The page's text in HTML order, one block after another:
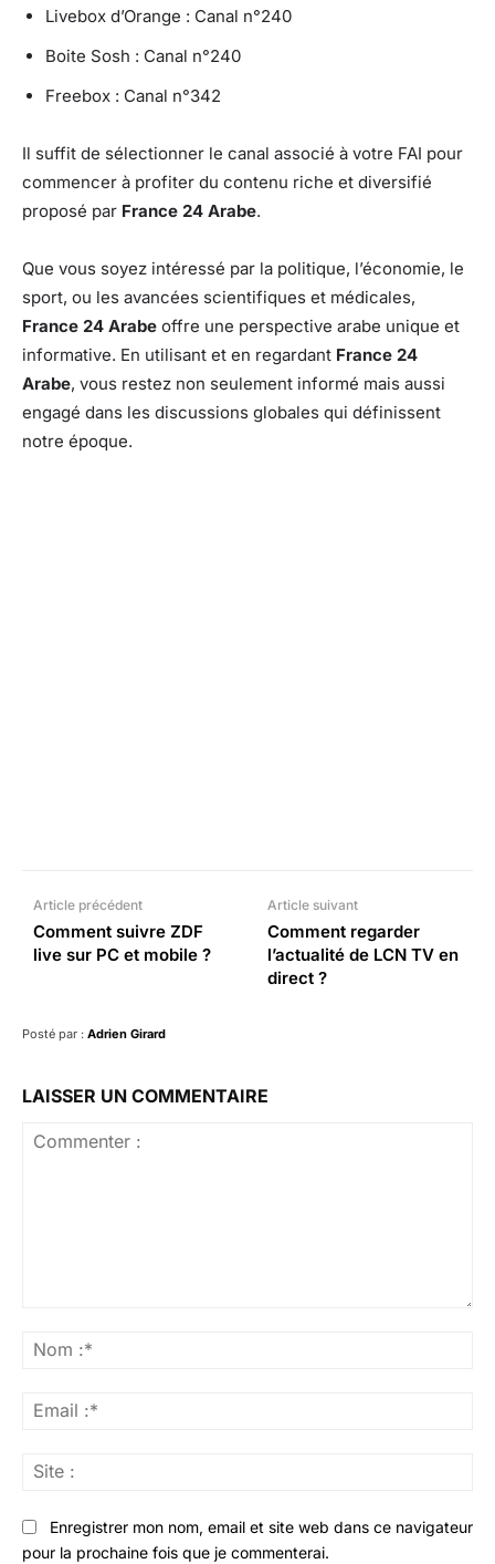
Livebox d’Orange : Canal n°240
Boite Sosh : Canal n°240
Freebox : Canal n°342
Il suffit de sélectionner le canal associé à votre FAI pour
commencer à profiter du contenu riche et diversifié
proposé par France 24 Arabe.
Que vous soyez intéressé par la politique, l’économie, le
sport, ou les avancées scientifiques et médicales,
France 24 Arabe offre une perspective arabe unique et
informative. En utilisant et en regardant France 24
Arabe, vous restez non seulement informé mais aussi
engagé dans les discussions globales qui définissent
notre époque.
Article précédent
Comment suivre ZDF
live sur PC et mobile ?
Article suivant
Comment regarder
l’actualité de LCN TV en
direct ?
Posté par : Adrien Girard
LAISSER UN COMMENTAIRE
Enregistrer mon nom, email et site web dans ce navigateur
pour la prochaine fois que je commenterai.